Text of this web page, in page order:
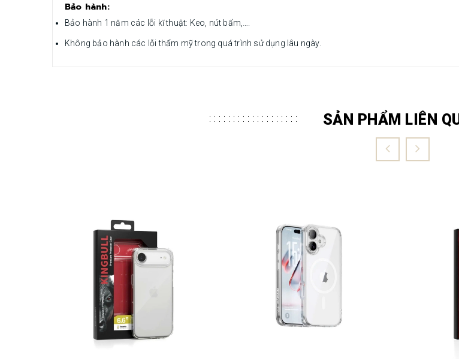
Bảo hành:
Bảo hành 1 năm các lỗi kĩ thuật: Keo, nút bấm,….
Không bảo hành các lỗi thẩm mỹ trong quá trình sử dụng lâu ngày.
SẢN PHẨM LIÊN